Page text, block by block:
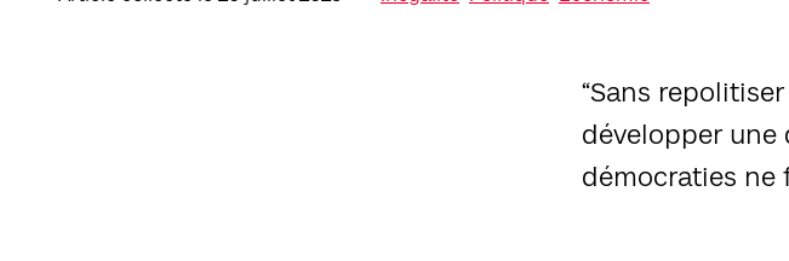
“Sans
développer une
démocraties ne